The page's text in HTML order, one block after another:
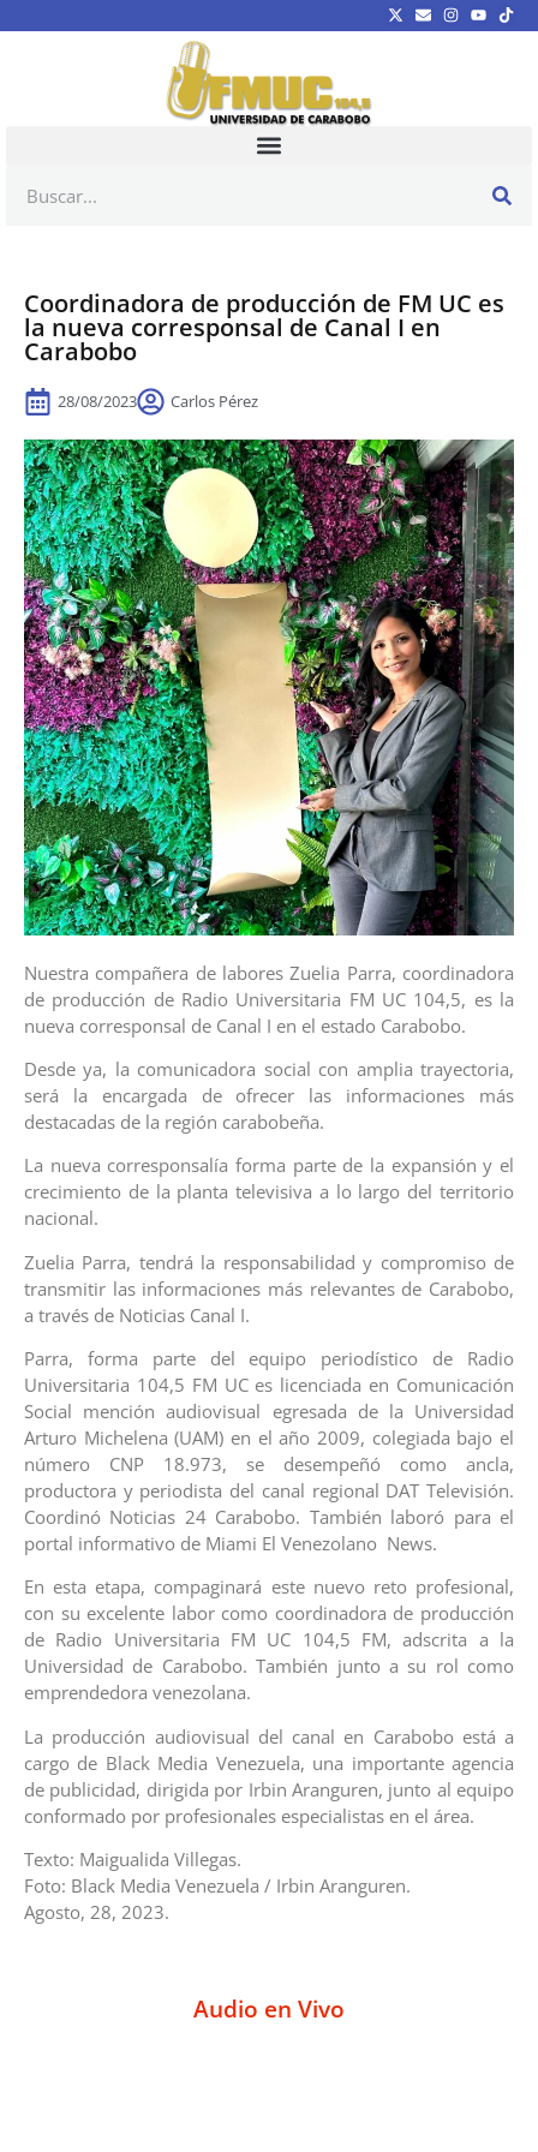
Coordinadora de producción de FM UC es
la nueva corresponsal de Canal I en
Carabobo
28/08/2023 Carlos Pérez
Nuestra compañera de labores Zuelia Parra, coordinadora
de producción de Radio Universitaria FM UC 104,5, es la
nueva corresponsal de Canal I en el estado Carabobo.
Desde ya, la comunicadora social con amplia trayectoria,
será la encargada de ofrecer las informaciones más
destacadas de la región carabobeña.
La nueva corresponsalía forma parte de la expansión y el
crecimiento de la planta televisiva a lo largo del territorio
nacional.
Zuelia Parra, tendrá la responsabilidad y compromiso de
transmitir las informaciones más relevantes de Carabobo,
a través de Noticias Canal I.
Parra, forma parte del equipo periodístico de Radio
Universitaria 104,5 FM UC es licenciada en Comunicación
Social mención audiovisual egresada de la Universidad
Arturo Michelena (UAM) en el año 2009, colegiada bajo el
número CNP 18.973, se desempeñó como ancla,
productora y periodista del canal regional DAT Televisión.
Coordinó Noticias 24 Carabobo. También laboró para el
portal informativo de Miami El Venezolano News.
En esta etapa, compaginará este nuevo reto profesional,
con su excelente labor como coordinadora de producción
de Radio Universitaria FM UC 104,5 FM, adscrita a la
Universidad de Carabobo. También junto a su rol como
emprendedora venezolana.
La producción audiovisual del canal en Carabobo está a
cargo de Black Media Venezuela, una importante agencia
de publicidad, dirigida por Irbin Aranguren, junto al equipo
conformado por profesionales especialistas en el área.
Texto: Maigualida Villegas.
Foto: Black Media Venezuela / Irbin Aranguren.
Agosto, 28, 2023.
Audio en Vivo